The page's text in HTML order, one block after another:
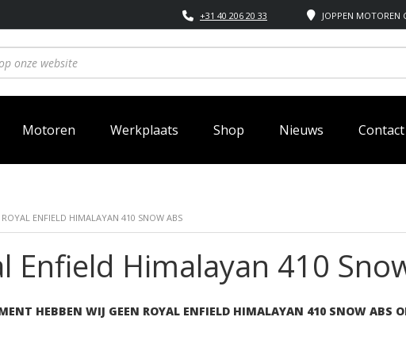
JOPPEN MOTOREN
+31 40 206 20 33
Motoren Werkplaats Shop Nieuws Contact
ENFIELD HIMALAYAN 410 SNOW ABS
Enfield Himalayan 410
HEBBEN WIJ GEEN ROYAL ENFIELD HIMALAYAN 410 SNOW ABS